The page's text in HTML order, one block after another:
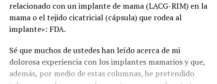
relacionado con un implante de mama (LACG-RIM) en la
mama o el tejido cicatricial (cápsula) que rodea al
implante»: FDA.
Sé que muchos de ustedes han leído acerca de mi
dolorosa experiencia con los implantes mamarios y que,
además, por medio de estas columnas, he pretendido